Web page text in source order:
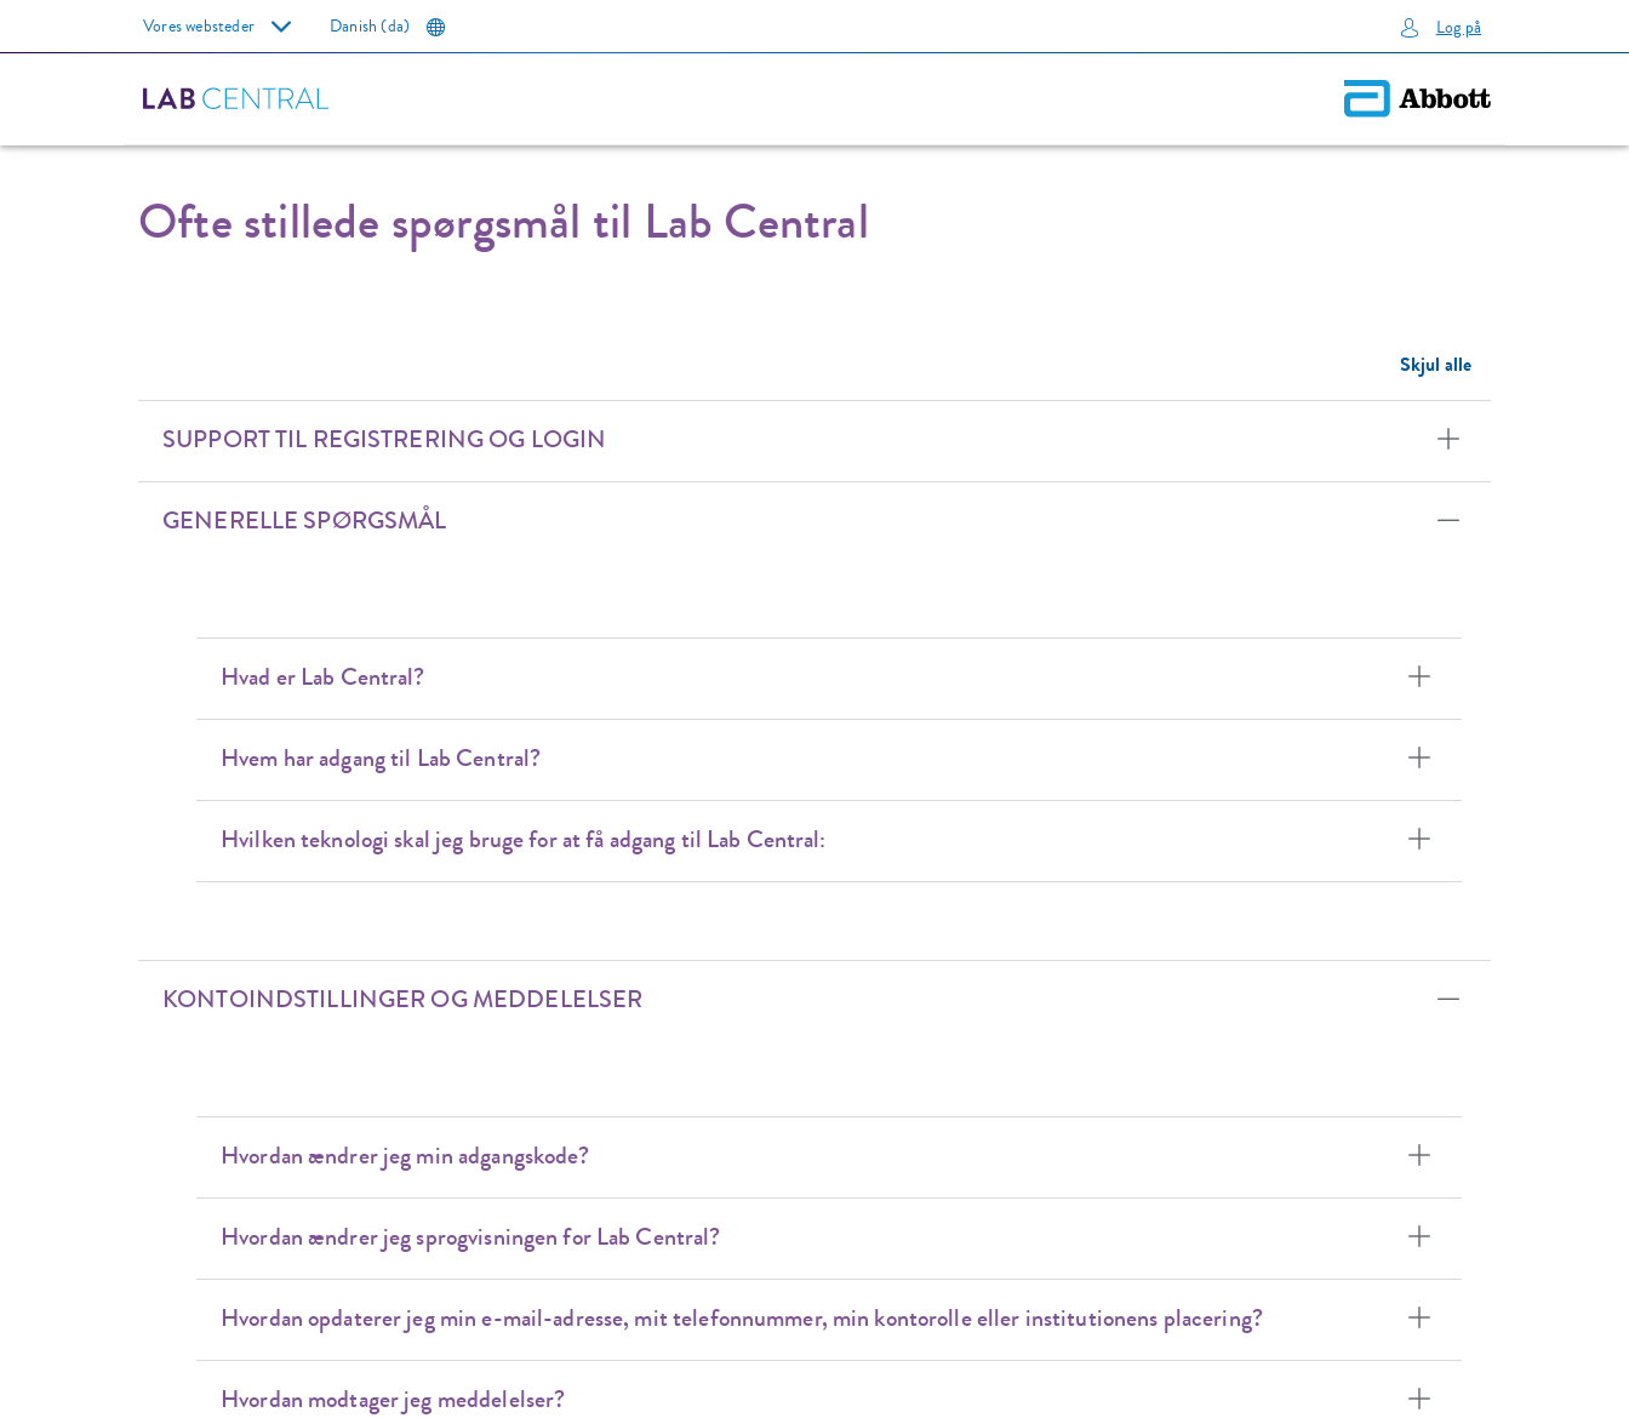
Vores websteder Danish(da) Log på
Ofte stillede spørgsmål til Lab Central
Skjul alle
SUPPORT TIL REGISTRERING OG LOGIN
GENERELLE SPØRGSMÅL
Hvad er Lab Central?
Hvem har adgang til Lab Central?
Hvilken teknologi skal jeg bruge for at få adgang til Lab Central:
KONTOINDSTILLINGER OG MEDDELELSER
Hvordan ændrer jeg min adgangskode?
Hvordan ændrer jeg sprogvisningen for Lab Central?
Hvordan opdaterer jeg min e-mail-adresse, mit telefonnummer, min kontorolle eller institutionens placering?
Hvordan modtager jeg meddelelser?